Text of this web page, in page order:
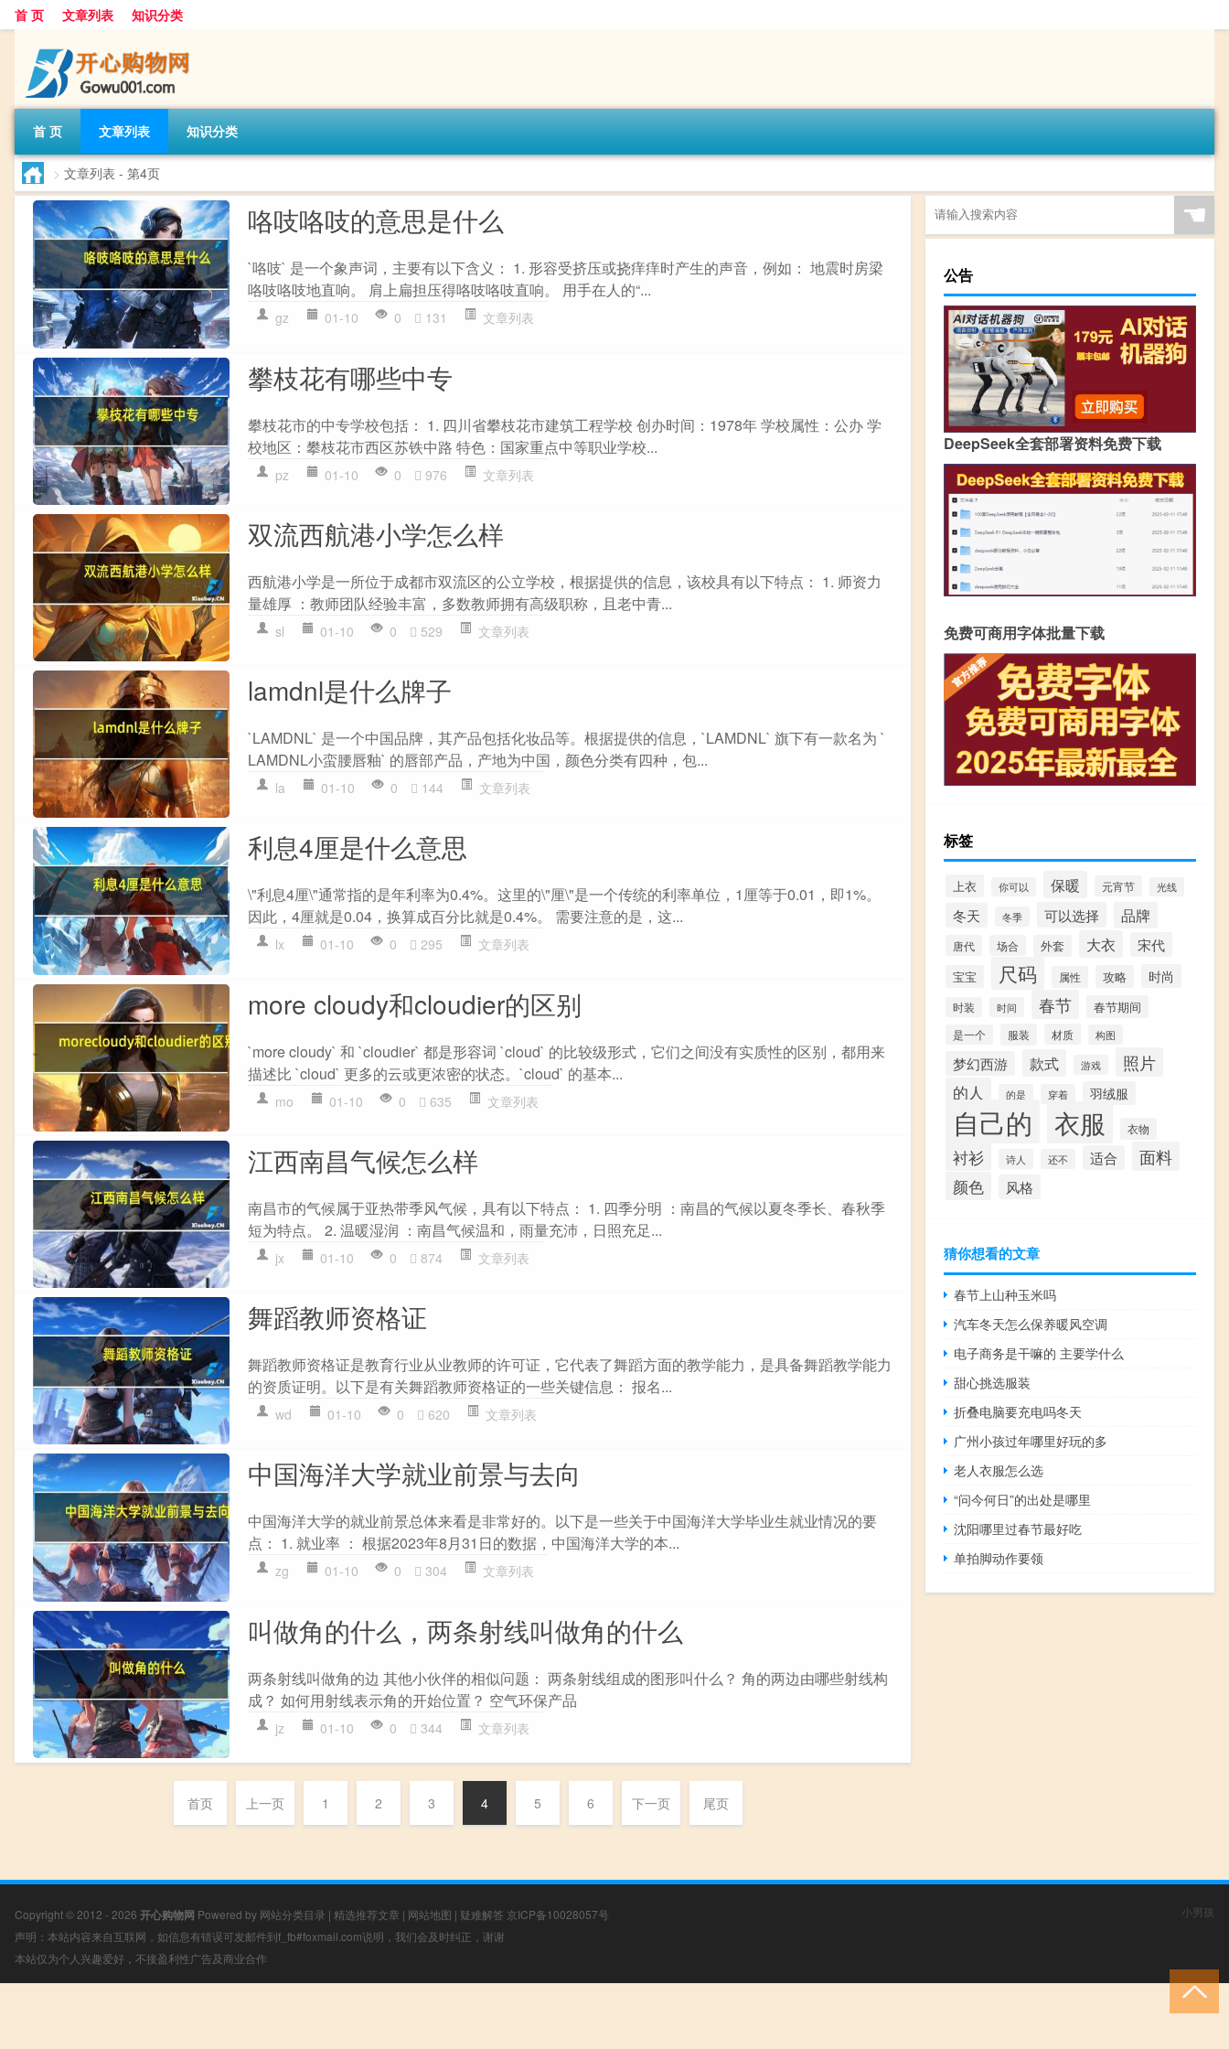
首 页 文章列表 知识分类
首 页 文章列表 知识分类
> 文章列表 - 第4页
咯吱咯吱的意思是什么
`咯吱` 是一个象声词，主要有以下含义： 1. 形容受挤压或挠痒痒时产生的声音，例如： 地震时房梁
咯吱咯吱地直响。 肩上扁担压得咯吱咯吱直响。 用手在人的“...
gz 01-10 0 131 文章列表
攀枝花有哪些中专
攀枝花市的中专学校包括： 1. 四川省攀枝花市建筑工程学校 创办时间：1978年 学校属性：公办 学
校地区：攀枝花市西区苏铁中路 特色：国家重点中等职业学校...
pz 01-10 0 976 文章列表
双流西航港小学怎么样
西航港小学是一所位于成都市双流区的公立学校，根据提供的信息，该校具有以下特点： 1. 师资力
量雄厚 ：教师团队经验丰富，多数教师拥有高级职称，且老中青...
sl 01-10 0 529 文章列表
lamdnl是什么牌子
`LAMDNL` 是一个中国品牌，其产品包括化妆品等。根据提供的信息，`LAMDNL` 旗下有一款名为 `
LAMDNL小蛮腰唇釉` 的唇部产品，产地为中国，颜色分类有四种，包...
la 01-10 0 144 文章列表
利息4厘是什么意思
\"利息4厘\"通常指的是年利率为0.4%。这里的\"厘\"是一个传统的利率单位，1厘等于0.01，即1%。
因此，4厘就是0.04，换算成百分比就是0.4%。 需要注意的是，这...
lx 01-10 0 295 文章列表
more cloudy和cloudier的区别
`more cloudy` 和 `cloudier` 都是形容词 `cloud` 的比较级形式，它们之间没有实质性的区别，都用来
描述比 `cloud` 更多的云或更浓密的状态。`cloud` 的基本...
mo 01-10 0 635 文章列表
江西南昌气候怎么样
南昌市的气候属于亚热带季风气候，具有以下特点： 1. 四季分明 ：南昌的气候以夏冬季长、春秋季
短为特点。 2. 温暖湿润 ：南昌气候温和，雨量充沛，日照充足...
jx 01-10 0 874 文章列表
舞蹈教师资格证
舞蹈教师资格证是教育行业从业教师的许可证，它代表了舞蹈方面的教学能力，是具备舞蹈教学能力
的资质证明。以下是有关舞蹈教师资格证的一些关键信息： 报名...
wd 01-10 0 620 文章列表
中国海洋大学就业前景与去向
中国海洋大学的就业前景总体来看是非常好的。以下是一些关于中国海洋大学毕业生就业情况的要
点： 1. 就业率 ： 根据2023年8月31日的数据，中国海洋大学的本...
zg 01-10 0 304 文章列表
叫做角的什么，两条射线叫做角的什么
两条射线叫做角的边 其他小伙伴的相似问题： 两条射线组成的图形叫什么？ 角的两边由哪些射线构
成？ 如何用射线表示角的开始位置？ 空气环保产品
jz 01-10 0 344 文章列表
首页 上一页 1 2 3 4 5 6 下一页 尾页
☚
公告
DeepSeek全套部署资料免费下载
免费可商用字体批量下载
标签
上衣 你可以 保暖 元宵节 光线
冬天 冬季 可以选择 品牌
唐代 场合 外套 大衣 宋代
宝宝 尺码 属性 攻略 时尚
时装 时间 春节 春节期间
是一个 服装 材质 构图
梦幻西游 款式 游戏 照片
的人 的是 穿着 羽绒服
自己的 衣服 衣物
衬衫 诗人 还不 适合 面料
颜色 风格
猜你想看的文章
春节上山种玉米吗
汽车冬天怎么保养暖风空调
电子商务是干嘛的 主要学什么
甜心挑选服装
折叠电脑要充电吗冬天
广州小孩过年哪里好玩的多
老人衣服怎么选
“问今何日”的出处是哪里
沈阳哪里过春节最好吃
单拍脚动作要领
Copyright © 2012 - 2026 开心购物网 Powered by 网站分类目录 | 精选推荐文章 | 网站地图 | 疑难解答 京ICP备10028057号
声明：本站内容来自互联网，如信息有错误可发邮件到f_fb#foxmail.com说明，我们会及时纠正，谢谢
本站仅为个人兴趣爱好，不接盈利性广告及商业合作
小男孩